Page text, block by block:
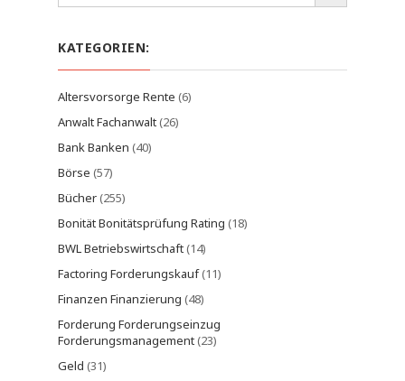
KATEGORIEN:
Altersvorsorge Rente (6)
Anwalt Fachanwalt(26)
Bank Banken (40)
Börse (57)
Bücher(255)
Bonität Bonitätsprüfung Rating (18)
BWL Betriebswirtschaft(14)
Factoring Forderungskauf(11)
Finanzen Finanzierung (48)
Forderung Forderungseinzug
Forderungsmanagement(23)
Geld (31)